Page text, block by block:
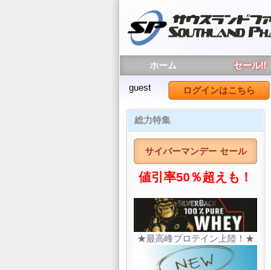
ホーム セール!!
guest ログインはこちら
総力特集
サイバーマンデー セール
値引率50％超えも！
★最高峰プロテイン上陸！★